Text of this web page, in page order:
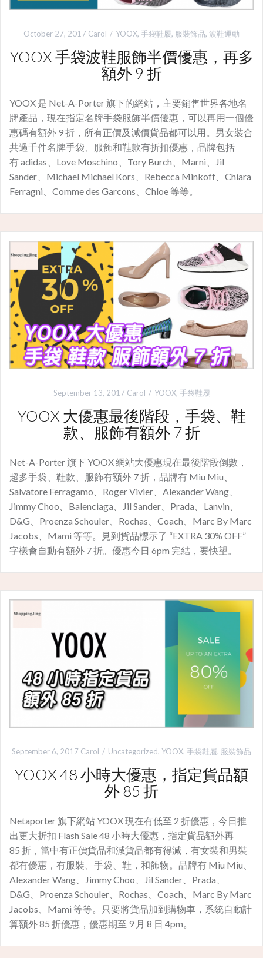
October 27, 2017 Carol YOOX, 手袋鞋履, 服裝飾品, 波鞋運動
YOOX 手袋波鞋服飾半價優惠，再多
額外 9 折
YOOX 是 Net-A-Porter 旗下的網站，主要銷售世界各地名
牌產品，現在指定名牌手袋服飾半價優惠，可以再用一個優
惠碼有額外 9 折，所有正價及減價貨品都可以用。男女裝合
共過千件名牌手袋、服飾和鞋款有折扣優惠，品牌包括
有 adidas、Love Moschino、Tory Burch、Marni、Jil
Sander、Michael Michael Kors、Rebecca Minkoff、Chiara
Ferragni、Comme des Garcons、Chloe 等等。
September 13, 2017 Carol YOOX, 手袋鞋履
YOOX 大優惠最後階段，手袋、鞋
款、服飾有額外 7 折
Net-A-Porter 旗下 YOOX 網站大優惠現在最後階段倒數，
超多手袋、鞋款、服飾有額外 7 折，品牌有 Miu Miu、
Salvatore Ferragamo、Roger Vivier、Alexander Wang、
Jimmy Choo、Balenciaga、Jil Sander、Prada、Lanvin、
D&G、Proenza Schouler、Rochas、Coach、Marc By Marc
Jacobs、Mami 等等。見到貨品標示了 “EXTRA 30% OFF”
字樣會自動有額外 7 折。優惠今日 6pm 完結，要快望。
September 6, 2017 Carol Uncategorized, YOOX, 手袋鞋履, 服裝飾品
YOOX 48 小時大優惠，指定貨品額
外 85 折
Netaporter 旗下網站 YOOX 現在有低至 2 折優惠，今日推
出更大折扣 Flash Sale 48 小時大優惠，指定貨品額外再
85 折，當中有正價貨品和減貨品都有得減，有女裝和男裝
都有優惠，有服裝、手袋、鞋，和飾物。品牌有 Miu Miu、
Alexander Wang、Jimmy Choo、Jil Sander、Prada、
D&G、Proenza Schouler、Rochas、Coach、Marc By Marc
Jacobs、Mami 等等。只要將貨品加到購物車，系統自動計
算額外 85 折優惠，優惠期至 9 月 8 日 4pm。